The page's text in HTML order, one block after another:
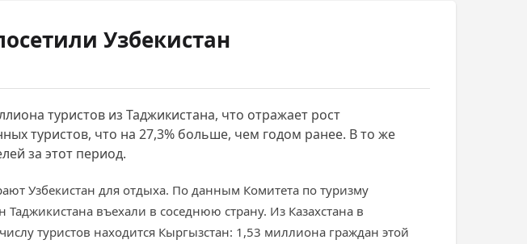
Узбекистан
туристов из Таджикистана, что отражает рост
туристов, что на 27,3% больше, чем годом ранее. В то же
за этот период.
Узбекистан для отдыха. По данным Комитета по туризму
въехали в соседнюю страну. Из Казахстана в
туристов находится Кыргызстан: 1,53 миллиона граждан этой